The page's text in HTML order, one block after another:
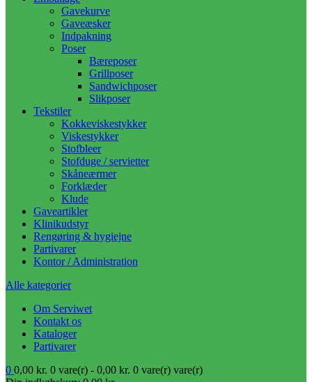
Gavekurve
Gaveæsker
Indpakning
Poser
Bæreposer
Grillposer
Sandwichposer
Slikposer
Tekstiler
Kokkeviskestykker
Viskestykker
Stofbleer
Stofduge / servietter
Skåneærmer
Forklæder
Klude
Gaveartikler
Klinikudstyr
Rengøring & hygiejne
Partivarer
Kontor / Administration
Alle kategorier
Om Serviwet
Kontakt os
Kataloger
Partivarer
0 0,00 kr. 0 vare(r) - 0,00 kr. 0 vare(r) vare(r)